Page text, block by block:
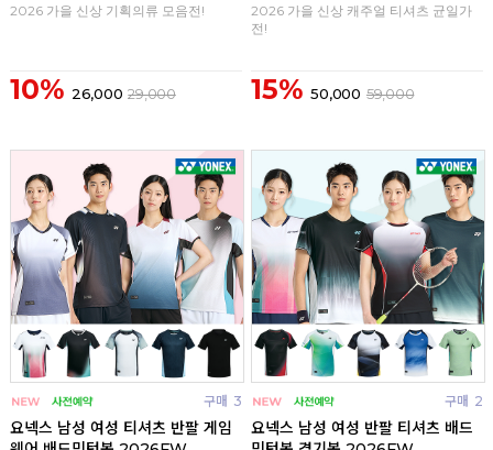
2026 가을 신상 기획의류 모음전!
10% 26,000 29,000
2026 가을 신상 캐주얼 티셔츠 균일가
전!
15% 50,000 59,000
구매 3
요넥스 남성 여성 티셔츠 반팔 게임
구매 2
요넥스 남성 여성 반팔 티셔츠 배드